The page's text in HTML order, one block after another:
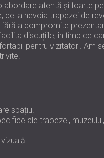
atentă și foarte
de la nevoia trapezei de
a compromite
discuțiile, în timp ce
pentru vizitatori. Am
spațiu.
ale trapezei,